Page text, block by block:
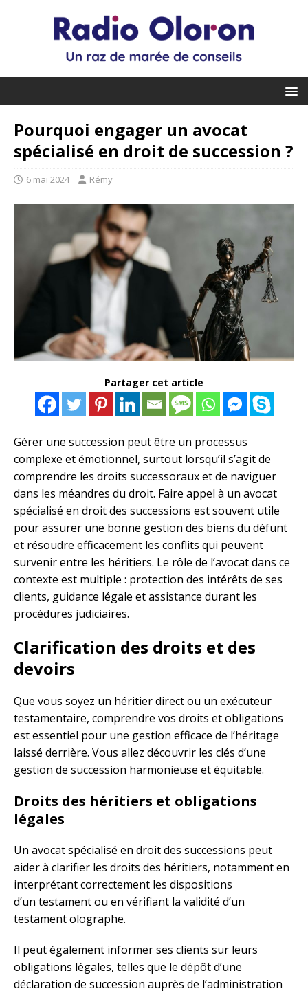
Pourquoi engager un avocat
spécialisé en droit de succession ?
6 mai 2024 Rémy
Partager cet article
Gérer une succession peut être un processus
complexe et émotionnel, surtout lorsqu’il s’agit de
comprendre les droits successoraux et de naviguer
dans les méandres du droit. Faire appel à un avocat
spécialisé en droit des successions est souvent utile
pour assurer une bonne gestion des biens du défunt
et résoudre efficacement les conflits qui peuvent
survenir entre les héritiers. Le rôle de l’avocat dans ce
contexte est multiple : protection des intérêts de ses
clients, guidance légale et assistance durant les
procédures judiciaires.
Clarification des droits et des
devoirs
Que vous soyez un héritier direct ou un exécuteur
testamentaire, comprendre vos droits et obligations
est essentiel pour une gestion efficace de l’héritage
laissé derrière. Vous allez découvrir les clés d’une
gestion de succession harmonieuse et équitable.
Droits des héritiers et obligations
légales
Un avocat spécialisé en droit des successions peut
aider à clarifier les droits des héritiers, notamment en
interprétant correctement les dispositions
d’un testament ou en vérifiant la validité d’un
testament olographe.
Il peut également informer ses clients sur leurs
obligations légales, telles que le dépôt d’une
déclaration de succession auprès de l’administration